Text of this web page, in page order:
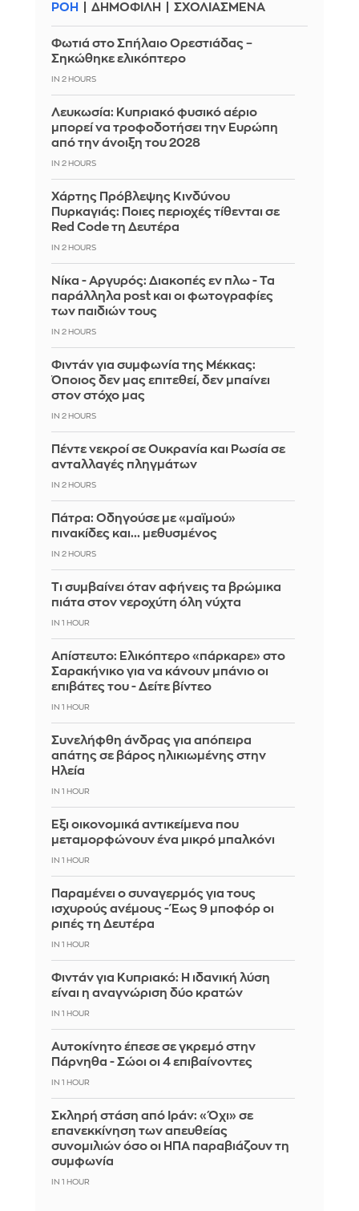
ΡΟΗ ΔΗΜΟΦΙΛΗ ΣΧΟΛΙΑΣΜΕΝΑ
Φωτιά στο Σπήλαιο Ορεστιάδας –
Σηκώθηκε ελικόπτερο
IN 2 HOURS
Λευκωσία: Κυπριακό φυσικό αέριο
μπορεί να τροφοδοτήσει την Ευρώπη
από την άνοιξη του 2028
IN 2 HOURS
Χάρτης Πρόβλεψης Κινδύνου
Πυρκαγιάς: Ποιες περιοχές τίθενται σε
Red Code τη Δευτέρα
IN 2 HOURS
Νίκα - Αργυρός: Διακοπές εν πλω - Τα
παράλληλα post και οι φωτογραφίες
των παιδιών τους
IN 2 HOURS
Φιντάν για συμφωνία της Μέκκας:
Όποιος δεν μας επιτεθεί, δεν μπαίνει
στον στόχο μας
IN 2 HOURS
Πέντε νεκροί σε Ουκρανία και Ρωσία σε
ανταλλαγές πληγμάτων
IN 2 HOURS
Πάτρα: Οδηγούσε με «μαϊμού»
πινακίδες και... μεθυσμένος
IN 2 HOURS
Τι συμβαίνει όταν αφήνεις τα βρώμικα
πιάτα στον νεροχύτη όλη νύχτα
IN 1 HOUR
Απίστευτο: Ελικόπτερο «πάρκαρε» στο
Σαρακήνικο για να κάνουν μπάνιο οι
επιβάτες του - Δείτε βίντεο
IN 1 HOUR
Συνελήφθη άνδρας για απόπειρα
απάτης σε βάρος ηλικιωμένης στην
Ηλεία
IN 1 HOUR
Έξι οικονομικά αντικείμενα που
μεταμορφώνουν ένα μικρό μπαλκόνι
IN 1 HOUR
Παραμένει ο συναγερμός για τους
ισχυρούς ανέμους - Έως 9 μποφόρ οι
ριπές τη Δευτέρα
IN 1 HOUR
Φιντάν για Κυπριακό: Η ιδανική λύση
είναι η αναγνώριση δύο κρατών
IN 1 HOUR
Αυτοκίνητο έπεσε σε γκρεμό στην
Πάρνηθα - Σώοι οι 4 επιβαίνοντες
IN 1 HOUR
Σκληρή στάση από Ιράν: «Όχι» σε
επανεκκίνηση των απευθείας
συνομιλιών όσο οι ΗΠΑ παραβιάζουν τη
συμφωνία
IN 1 HOUR